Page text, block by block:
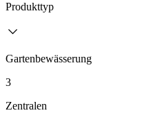
Produkttyp
Gartenbewässerung
3
Zentralen